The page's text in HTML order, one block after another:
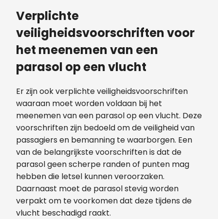
Verplichte
veiligheidsvoorschriften voor
het meenemen van een
parasol op een vlucht
Er zijn ook verplichte veiligheidsvoorschriften
waaraan moet worden voldaan bij het
meenemen van een parasol op een vlucht. Deze
voorschriften zijn bedoeld om de veiligheid van
passagiers en bemanning te waarborgen. Een
van de belangrijkste voorschriften is dat de
parasol geen scherpe randen of punten mag
hebben die letsel kunnen veroorzaken.
Daarnaast moet de parasol stevig worden
verpakt om te voorkomen dat deze tijdens de
vlucht beschadigd raakt.